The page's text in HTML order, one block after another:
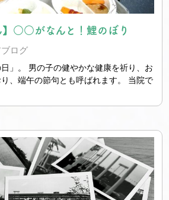
】○○がなんと！鯉のぼり
ログ
」。 男の子の健やかな健康を祈り、お
、端午の節句とも呼ばれます。 当院で